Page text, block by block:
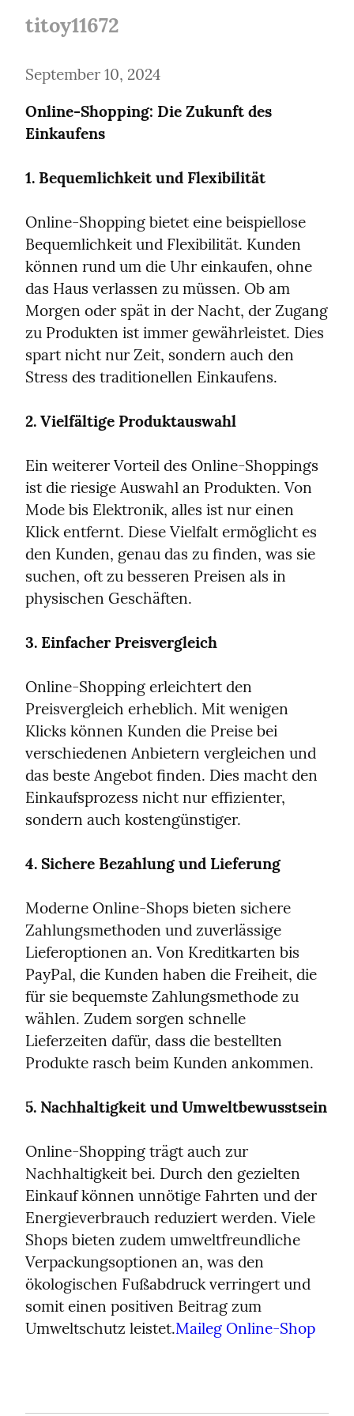
titoy11672
September 10, 2024
Online-Shopping: Die Zukunft des
Einkaufens
1. Bequemlichkeit und Flexibilität
Online-Shopping bietet eine beispiellose
Bequemlichkeit und Flexibilität. Kunden
können rund um die Uhr einkaufen, ohne
das Haus verlassen zu müssen. Ob am
Morgen oder spät in der Nacht, der Zugang
zu Produkten ist immer gewährleistet. Dies
spart nicht nur Zeit, sondern auch den
Stress des traditionellen Einkaufens.
2. Vielfältige Produktauswahl
Ein weiterer Vorteil des Online-Shoppings
ist die riesige Auswahl an Produkten. Von
Mode bis Elektronik, alles ist nur einen
Klick entfernt. Diese Vielfalt ermöglicht es
den Kunden, genau das zu finden, was sie
suchen, oft zu besseren Preisen als in
physischen Geschäften.
3. Einfacher Preisvergleich
Online-Shopping erleichtert den
Preisvergleich erheblich. Mit wenigen
Klicks können Kunden die Preise bei
verschiedenen Anbietern vergleichen und
das beste Angebot finden. Dies macht den
Einkaufsprozess nicht nur effizienter,
sondern auch kostengünstiger.
4. Sichere Bezahlung und Lieferung
Moderne Online-Shops bieten sichere
Zahlungsmethoden und zuverlässige
Lieferoptionen an. Von Kreditkarten bis
PayPal, die Kunden haben die Freiheit, die
für sie bequemste Zahlungsmethode zu
wählen. Zudem sorgen schnelle
Lieferzeiten dafür, dass die bestellten
Produkte rasch beim Kunden ankommen.
5. Nachhaltigkeit und Umweltbewusstsein
Online-Shopping trägt auch zur
Nachhaltigkeit bei. Durch den gezielten
Einkauf können unnötige Fahrten und der
Energieverbrauch reduziert werden. Viele
Shops bieten zudem umweltfreundliche
Verpackungsoptionen an, was den
ökologischen Fußabdruck verringert und
somit einen positiven Beitrag zum
Umweltschutz leistet.Maileg Online-Shop